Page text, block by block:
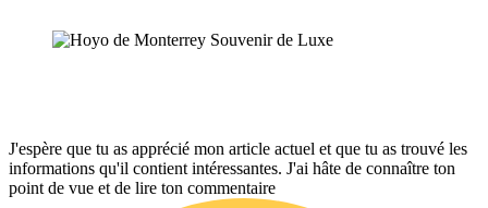
J'espère que tu as apprécié mon article actuel et que tu as trouvé les
informations qu'il contient intéressantes. J'ai hâte de connaître ton
point de vue et de lire ton commentaire